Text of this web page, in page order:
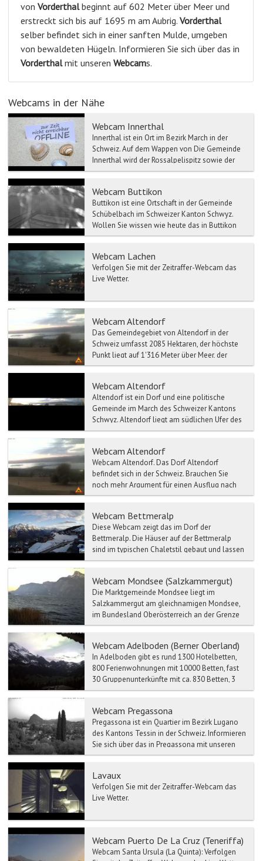
von Vorderthalbeginnt auf 602 Meter über Meer und
erstreckt sich bis auf 1695 m am Aubrig. Vorderthal
selber befindet sich in einer sanften Mulde, umgeben
von bewaldeten Hügeln. Informieren Sie sich über das in
Vorderthalmit unseren Webcams.
Webcams in der Nähe
Webcam Innerthal
Innerthal ist ein Ort im Bezirk March in der
Schweiz. Auf dem Wappen von Die Gemeinde
Innerthal wird der Rossalpelispitz sowie der
Zindlenspitz da...
Webcam Buttikon
Buttikon ist eine Ortschaft in der Gemeinde
Schübelbach im Schweizer Kanton Schwyz.
Wollen Sie wissen wie heute das in Buttikon
ist? Sehen S...
Webcam Lachen
Verfolgen Sie mit der Zeitraffer-Webcam das
Live Wetter.
Webcam Altendorf
Das Gemeindegebiet von Altendorf in der
Schweiz umfasst 2085 Hektaren, der höchste
Punkt liegt auf 1'316 Meter über Meer, der
Bahnhof auf 412 Mete...
Webcam Altendorf
Altendorf ist ein Dorf und eine politische
Gemeinde im March des Schweizer Kantons
Schwyz. Altendorf liegt am südlichen Ufer des
Obersees und umfas...
Webcam Altendorf
Webcam Altendorf. Das Dorf Altendorf
befindet sich in der Schweiz. Brauchen Sie
noch mehr Argument für einen Ausflug nach
Altendorf? Ein Mau...
Webcam Bettmeralp
Diese Webcam zeigt das im Dorf der
Bettmeralp. Die Häuser auf der Bettmeralp
sind im typischen Chaletstil gebaut und lassen
so das Do...
Webcam Mondsee (Salzkammergut)
Die Marktgemeinde Mondsee liegt im
Salzkammergut am gleichnamigen Mondsee,
im Bundesland Oberösterreich an der Grenze
zum Land Salzburg und im Geri...
Webcam Adelboden (Berner Oberland)
In Adelboden gibt es rund 1300 Hotelbetten,
800 Ferienwohnungen mit 10000 Betten, fast
30 Gruppenunterkünfte mit ca. 830 Betten, 3
Campingplätze un...
Webcam Pregassona
Pregassona ist ein Quartier im Bezirk Lugano
des Kantons Tessin in der Schweiz. Informieren
Sie sich über das in Pregassona mit unseren
Wett...
Lavaux
Verfolgen Sie mit der Zeitraffer-Webcam das
Live Wetter.
Webcam Puerto De La Cruz (Teneriffa)
Webcam Santa Ursula (La Quinta): Verfolgen